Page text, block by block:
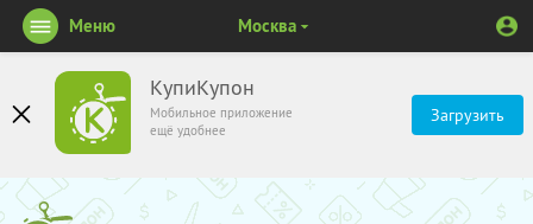
КупиКупон
Мобильное приложение
ещё удобнее
Загрузить
Меню Москва